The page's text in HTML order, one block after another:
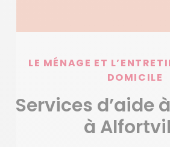
LE MÉNAGE ET
DOMICILE
Services d’aide
à